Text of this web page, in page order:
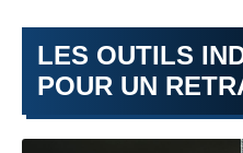
LES OUTILS
POUR UN